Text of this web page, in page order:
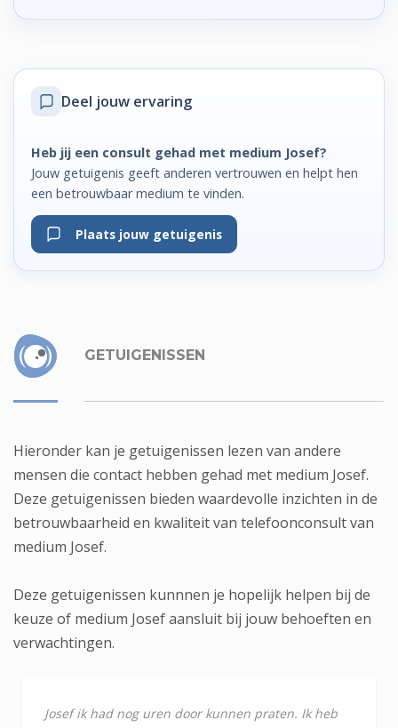
Deel jouw ervaring
Heb jij een consult gehad met medium Josef?
Jouw getuigenis geeft anderen vertrouwen en helpt hen
een betrouwbaar medium te vinden.
Plaats jouw getuigenis
GETUIGENISSEN
Hieronder kan je getuigenissen lezen van andere
mensen die contact hebben gehad met medium Josef.
Deze getuigenissen bieden waardevolle inzichten in de
betrouwbaarheid en kwaliteit van telefoonconsult van
medium Josef.
Deze getuigenissen kunnnen je hopelijk helpen bij de
keuze of medium Josef aansluit bij jouw behoeften en
verwachtingen.
Josef ik had nog uren door kunnen praten. Ik heb